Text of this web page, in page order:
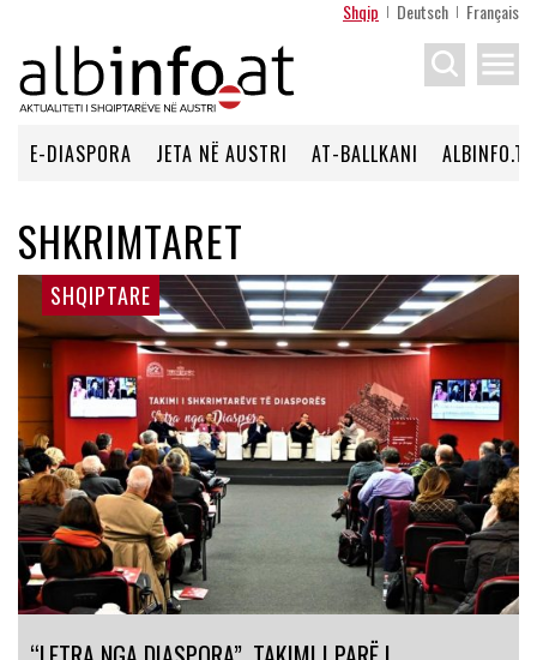
Shqip Deutsch Français
menu
E-DIASPORA JETA NË AUSTRI AT-BALLKANI ALBINFO.TV
SHKRIMTARET
SHQIPTARE